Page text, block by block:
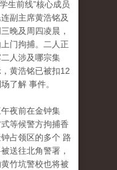
生前线”核心成员
副主席黄浩铭及
晚及周四凌晨，
门拘捕。二人正
人涉及哪宗集
黄浩铭已被扣12
了解 事件。
夜前在金钟集
等候警方拘捕香
占领区的多个 路
送往北角警署，
竹坑警校也将被